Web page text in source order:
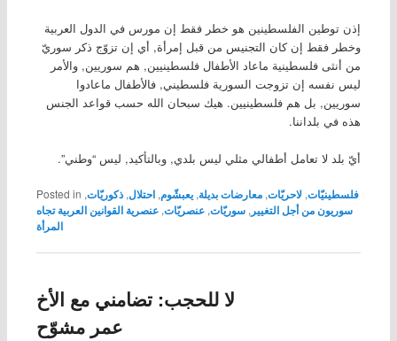
إذن توطين الفلسطينين هو خطر فقط إن مورس في الدول العربية
وخطر فقط إن كان التجنيس من قبل إمرأة, أي إن تزوّج ذكر سوريّ
من أنثى فلسطينية ماعاد الأطفال فلسطينيين, هم سوريين, والأمر
ليس نفسه إن تزوجت السورية فلسطيني, فالأطفال ماعادوا
سوريين, بل هم فلسطينيين. هيك سبحان الله حسب قواعد الجنس
هذه في بلداننا.
أيّ بلد لا تعامل أطفالي مثلي ليس بلدي, وبالتأكيد, ليس “وطني”.
Posted in فلسطينيّات,لاحريّات,معارضات بديلة,يعبشّوم,احتلال,ذكوريّات,
سوريون من أجل التغيير,سوريّات,عنصريّات,عنصرية القوانين العربية تجاه
المرأة
لا للحجب: تضامني مع الأخ
عمر مشوّح